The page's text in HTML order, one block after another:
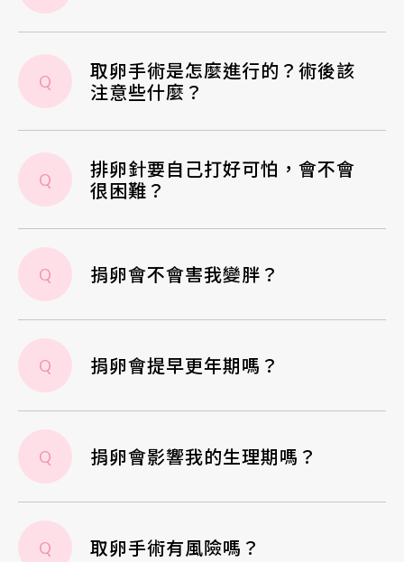
Q
取卵手術是怎麼進行的？術後該
注意些什麼？
Q
排卵針要自己打好可怕，會不會
很困難？
Q 捐卵會不會害我變胖？
Q 捐卵會提早更年期嗎？
Q 捐卵會影響我的生理期嗎？
Q 取卵手術有風險嗎？